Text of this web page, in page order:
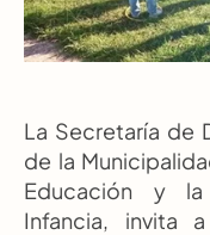
La Secretaría de
de la
Educación y
Infancia, invita